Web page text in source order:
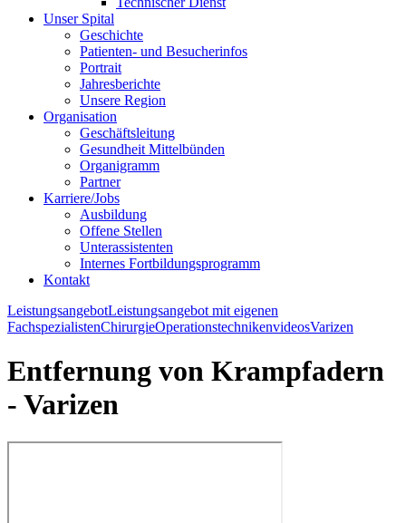
Unser Spital
Geschichte
Patienten- und Besucherinfos
Portrait
Jahresberichte
Unsere Region
Organisation
Geschäftsleitung
Gesundheit Mittelbünden
Organigramm
Partner
Karriere/Jobs
Ausbildung
Offene Stellen
Unterassistenten
Internes Fortbildungsprogramm
Kontakt
LeistungsangebotLeistungsangebot mit eigenen
FachspezialistenChirurgieOperationstechnikenvideosVarizen
Entfernung von Krampfadern
- Varizen